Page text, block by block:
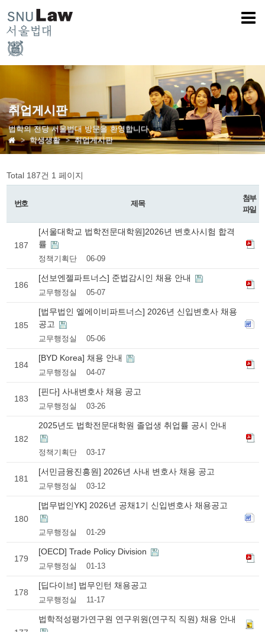
취업게시판
법학의 전당 서울법대 방문을 환영합니다
학생생활
취업게시판
Total 187건 1 페이지
번호 제목
첨부
파일
187
[서울대학교 법학전문대학원]2026년 변호사시험 합격
률
정책기획단 06-09
186
[선보엔젤파트너스] 준법감시인 채용 안내
교무행정실 05-07
185
[법무법인 엘에이비파트너스] 2026년 신입변호사 채용
공고
교무행정실 05-06
184
[BYD Korea] 채용 안내
교무행정실 04-07
183
[핀다] 사내변호사 채용 공고
교무행정실 03-26
182
2025년도 법학전문대학원 졸업생 취업률 공시 안내
정책기획단 03-17
181
[서민금융진흥원] 2026년 사내 변호사 채용 공고
교무행정실 03-12
180
[법무법인YK] 2026년 공채1기 신입변호사 채용공고
교무행정실 01-29
179
[OECD] Trade Policy Division
교무행정실 01-13
178
[딥다이브] 법무인턴 채용공고
교무행정실 11-17
법학적성평가연구원 연구위원(연구직 직원) 채용 안내